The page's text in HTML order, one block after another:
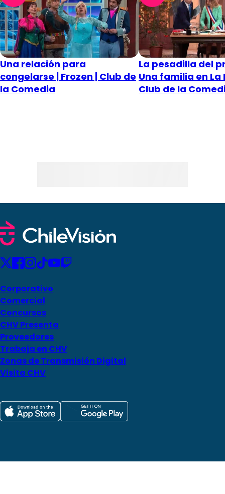
Una relación para
congelarse | Frozen | Club de
la Comedia
La pesadilla del
Una familia en La
Club de la
Corporativo
Comercial
Concursos
CHV Presenta
Proveedores
Trabaja en CHV
Zonas de Transmisión Digital
Visita CHV